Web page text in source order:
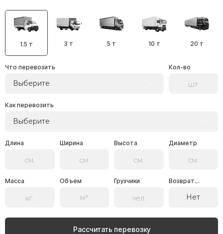
1.5 т 3 т 5 т 10 т 20 т
Что перевозить
Выберите
Кол-во
Как перевозить
Выберите
Длина Ширина Высота Диаметр
Масса Объем Грузчики Возврат...
Нет
Рассчитать перевозку